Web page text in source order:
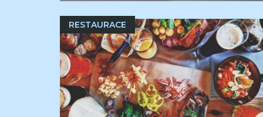
RESTAURACE